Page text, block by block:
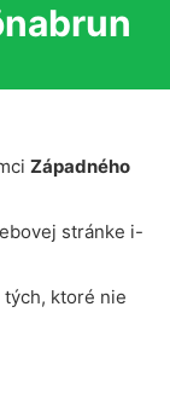
Západného
stránke i-
ktoré nie